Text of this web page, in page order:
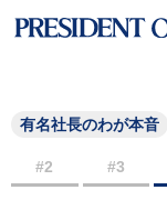
有名社長のわが本音
#2 #3